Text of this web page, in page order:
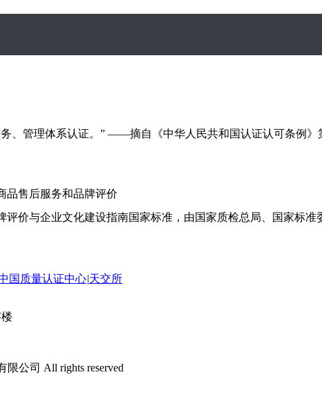
品售后服务和品牌评价
、管理体系认证。” ——摘自《中华人民共和国认证认可条例
价与企业文化建设指南国家标准，由国家质检总局、国家标
国质量认证中心|天交所
公司 All rights reserved